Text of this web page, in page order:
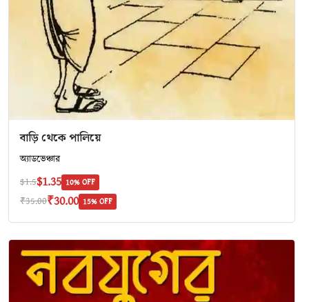
বাড়ি থেকে পালিয়ে
অ‍্যাডভেঞ্চার
$1.5$1.35 10% OFF
₹35.00₹30.00 15% OFF